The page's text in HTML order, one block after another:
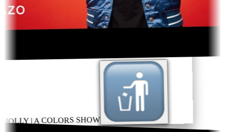
| A COLORS SHOW